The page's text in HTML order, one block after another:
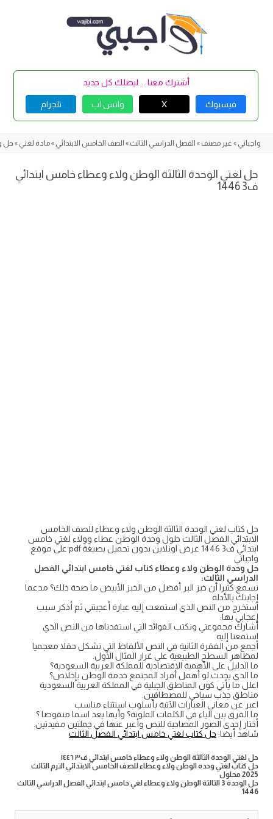
أشترك معنا ... ليصلك كل جديد
فيسبوك X واتس اب تلجرام
واجباتي » غير مصنف » الفصل الدراسي الثالث » الصف الخامس الابتدائي »مادة لغتي » حل
حل لغتي الوحدة الثالثة الوطن ولاء وعطاء خامس ابتدائي
ف3 1446
حل كتاب لغتي الوحدة الثالثة الوطن ولاء وعطاء للصف الخامس
الابتدائي الفصل الثالث حلول وحدة الوطن عطاء وولاء لغتي خامس
ابتدائي ف3 1446 عرض اونلاين بدون تحميل بصيغة pdf على موقع
واجباتي
حل وحدة الوطن ولاء وعطاء كتاب لغتي خامس ابتدائي الفصل
الدراسي الثالث:
نسمع كثيرا أن خبز البر أفضل من الخبز الأبيض ما صحة ذلك؟ مدعما
إجابتك بالأدلة
استخرج من النص الذي استمعت إليه عبارة أعجبتني ثم أذكر سبب
إعجابي بها:
أشارك مجموعتي ونكتب الفوائد التي استفدناها من النص الذي
استمعنا إليه
أجمع من الفقرة الثانية في النص الألفاظ التي تشكل حقلا معجميا
لمظاهر السطح الطبيعية على غرار المثال الأول.
ما الدليل على الأهمية الاقتصادية للمملكة العربية السعودية؟
ما الذي يحدث لو أهمل أفراد المجتمع خدمة الوطن بإخلاص؟
اعلل ما يأتي كون المناطق الجبلية في المملكة العربية السعودية
مناطق جذب سياحي للمصطافين.
اعبر عن معاني العبارات الآتية بأسلوب استثناء مناسب
ما الفرق بين الياء في الكلمات الملونة؟ وأيها يعد اسما منقوصا ؟
أختار إحدى الصور المصاحبة للنص وأعبر عنها في جملتين مفيدتين.
شاهد أيضا: حل كتاب لغتي خامس ابتدائي الفصل الثالث
حل لغتي الوحدة الثالثة الوطن ولاء وعطاء خامس ابتدائي ف٣ ١٤٤٦
حل كتاب لغتي وحده الوطن ولاء وعطاء للصف الخامس الابتدائي الترم الثالث
2025 محلول
حل الوحدة 3 الثالثة الوطن ولاء وعطاء لغي خامس ابتدائي الفصل الدراسي الثالث
1446